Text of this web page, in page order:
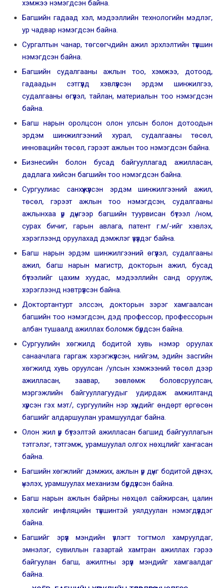
хэмжээ нэмэгдсэн байна.
Багшийн гадаад хэл, мэдээллийн технологийн мэдлэг,
ур чадвар нэмэгдсэн байна.
Сургалтын чанар, төгсөгчдийн ажил эрхлэлтийн түвшин
нэмэгдсэн байна.
Багшийн судалгааны ажлын тоо, хэмжээ, дотоод,
гадаадын сэтгүүлд хэвлүүлсэн эрдэм шинжилгээ,
судалгааны өгүүлэл, тайлан, материалын тоо нэмэгдсэн
байна.
Багш нарын оролцсон олон улсын болон дотоодын
эрдэм шинжилгээний хурал, судалгааны төсөл,
инновацийн төсөл, гэрээт ажлын тоо нэмэгдсэн байна.
Бизнесийн болон бусад байгууллагад ажилласан,
дадлага хийсэн багшийн тоо нэмэгдсэн байна.
Сургуулиас санхүүжүүлсэн эрдэм шинжилгээний ажил,
төсөл, гэрээт ажлын тоо нэмэгдсэн, судалгааны
ажлынхаа үр дүнгээр багшийн туурвисан бүтээл /ном,
сурах бичиг, гарын авлага, патент г.м/-ийг хэвлэх,
хэрэглээнд оруулахад дэмжлэг үзүүлдэг байна.
Багш нарын эрдэм шинжилгээний өгүүлэл, судалгааны
ажил, багш нарын магистр, докторын ажил, бусад
бүтээлийг цахим хуудас, мэдээллийн санд оруулж,
хэрэглээнд нэвтрүүлсэн байна.
Доктортантурт элссэн, докторын зэрэг хамгаалсан
багшийн тоо нэмэгдсэн, дэд профессор, профессорын
албан тушаалд ажиллах боломж бүрдсэн байна.
Сургуулийн хөгжилд бодитой хувь нэмэр оруулах
санаачлага гаргаж хэрэгжүүлсэн, нийгэм, эдийн засгийн
хөгжилд хувь оруулсан /улсын хэмжээний төсөл дээр
ажилласан, заавар, зөвлөмж боловсруулсан,
мэргэжлийн байгууллагуудыг удирдаж амжилтанд
хүрсэн гэх мэт/, сургуулийн нэр хүндийг өндөрт өргөсөн
багшийг алдаршуулан урамшуулдаг байна.
Олон жил үр бүтээлтэй ажилласан багшид байгууллагын
тэтгэлэг, тэтгэмж, урамшуулал олгох нөхцлийг хангасан
байна.
Багшийн хөгжлийг дэмжих, ажлын үр дүнг бодитой дүгнэх,
үнэлэх, урамшуулах механизм бүрдүүлсэн байна.
Багш нарын ажлын байрны нөхцөл сайжирсан, цалин
хөлсийг инфляцийн түвшинтэй уялдуулан нэмэгдүүлдэг
байна.
Багшийг эрүүл мэндийн үзлэгт тогтмол хамруулдаг,
эмнэлэг, сувиллын газартай хамтран ажиллах гэрээ
байгуулан багш, ажилтны эрүүл мэндийг хамгаалдаг
байна.